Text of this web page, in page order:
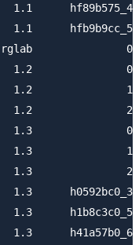
hf89b575_4
hfb9b9cc_5
0
0
1
2
0
1
2
h0592bc0_3
h1b8c3c0_5
h41a57b0_6